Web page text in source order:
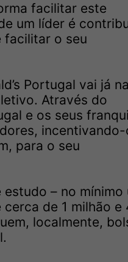
facilitar este
um líder é
facilitar o seu
Portugal vai já
Através do
e os seus
incentivando-
para o seu
– no mínimo
de 1 milhão e
localmente,